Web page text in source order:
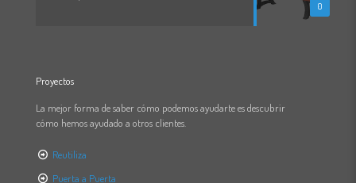
0
Proyectos
La mejor forma de saber cómo podemos ayudarte es descubrir
cómo hemos ayudado a otros clientes.
Reutiliza
Puerta a Puerta